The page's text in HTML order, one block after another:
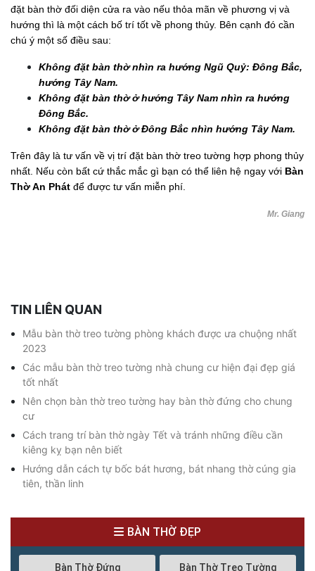
đặt bàn thờ đối diện cửa ra vào nếu thỏa mãn về phương vị và
hướng thì là một cách bố trí tốt về phong thủy. Bên cạnh đó cần
chú ý một số điều sau:
Không đặt bàn thờ nhìn ra hướng Ngũ Quỷ: Đông Bắc,
hướng Tây Nam.
Không đặt bàn thờ ở hướng Tây Nam nhìn ra hướng
Đông Bắc.
Không đặt bàn thờ ở Đông Bắc nhìn hướng Tây Nam.
Trên đây là tư vấn về vị trí đặt bàn thờ treo tường hợp phong thủy
nhất. Nếu còn bất cứ thắc mắc gì bạn có thể liên hệ ngay với Bàn
Thờ An Phát để được tư vấn miễn phí.
Mr. Giang
TIN LIÊN QUAN
Mẫu bàn thờ treo tường phòng khách được ưa chuộng nhất
2023
Các mẫu bàn thờ treo tường nhà chung cư hiện đại đẹp giá
tốt nhất
Nên chọn bàn thờ treo tường hay bàn thờ đứng cho chung
cư
Cách trang trí bàn thờ ngày Tết và tránh những điều cần
kiêng kỵ bạn nên biết
Hướng dẫn cách tự bốc bát hương, bát nhang thờ cúng gia
tiên, thần linh
BÀN THỜ ĐẸP
Bàn Thờ Đứng Bàn Thờ Treo Tường